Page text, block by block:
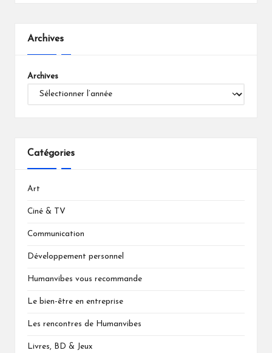
Archives
Archives
Catégories
Art
Ciné & TV
Communication
Développement personnel
Humanvibes vous recommande
Le bien-être en entreprise
Les rencontres de Humanvibes
Livres, BD & Jeux